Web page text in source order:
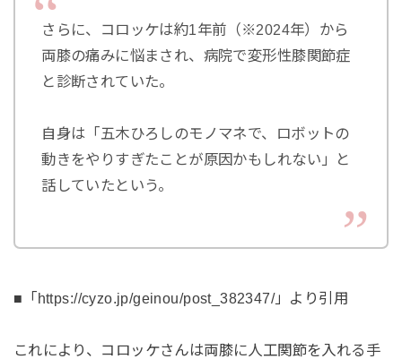
さらに、コロッケは約1年前（※2024年）から
両膝の痛みに悩まされ、病院で変形性膝関節症
と診断されていた。
自身は「五木ひろしのモノマネで、ロボットの
動きをやりすぎたことが原因かもしれない」と
話していたという。
■「https://cyzo.jp/geinou/post_382347/」より引用
これにより、コロッケさんは両膝に人工関節を入れる手